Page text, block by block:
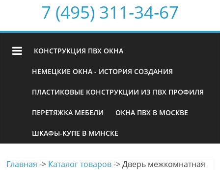
7 (495) 311-34-67
КОНСТРУКЦИЯ ПВХ ОКНА
НЕМЕЦКИЕ ОКНА - ИСТОРИЯ СОЗДАНИЯ
ПЛАСТИКОВЫЕ КОНСТРУКЦИИ ИЗ ПВХ ПРОФИЛЯ
ПЕРЕТЯЖКА МЕБЕЛИ ОКНА ПВХ В МОСКВЕ
ШКАФЫ-КУПЕ В МИНСКЕ
Главная -> Каталог товаров->Дверь межкомнатная